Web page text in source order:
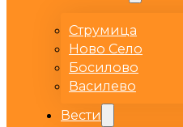
Струмица
Ново Село
Босилово
Василево
Вести